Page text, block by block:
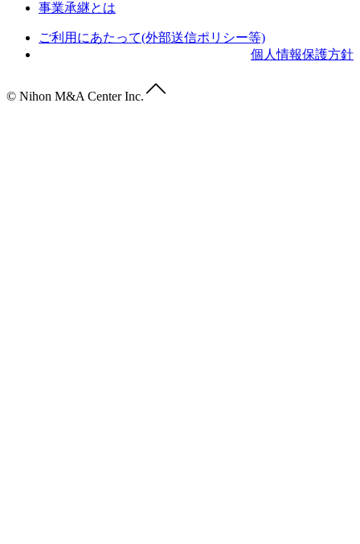
事業承継とは
ご利用にあたって(外部送信ポリシー等)
個人情報保護方針
© Nihon M&A Center Inc.